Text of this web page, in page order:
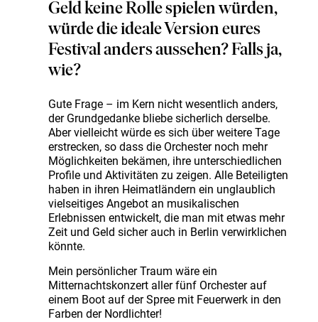
Geld keine Rolle spielen würden,
würde die ideale Version eures
Festival anders aussehen? Falls ja,
wie?
Gute Frage – im Kern nicht wesentlich anders,
der Grundgedanke bliebe sicherlich derselbe.
Aber vielleicht würde es sich über weitere Tage
erstrecken, so dass die Orchester noch mehr
Möglichkeiten bekämen, ihre unterschiedlichen
Profile und Aktivitäten zu zeigen. Alle Beteiligten
haben in ihren Heimatländern ein unglaublich
vielseitiges Angebot an musikalischen
Erlebnissen entwickelt, die man mit etwas mehr
Zeit und Geld sicher auch in Berlin verwirklichen
könnte.
Mein persönlicher Traum wäre ein
Mitternachtskonzert aller fünf Orchester auf
einem Boot auf der Spree mit Feuerwerk in den
Farben der Nordlichter!